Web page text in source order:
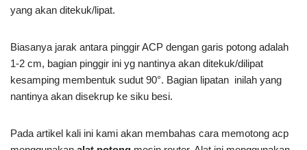
yang akan ditekuk/lipat.
Biasanya jarak antara pinggir ACP dengan garis potong adalah
1-2 cm, bagian pinggir ini yg nantinya akan ditekuk/dilipat
kesamping membentuk sudut 90°. Bagian lipatan inilah yang
nantinya akan disekrup ke siku besi.
Pada artikel kali ini kami akan membahas cara memotong acp